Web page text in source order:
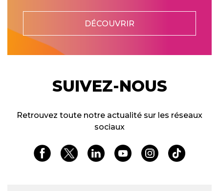
DÉCOUVRIR
SUIVEZ-NOUS
Retrouvez toute notre actualité sur les réseaux
sociaux